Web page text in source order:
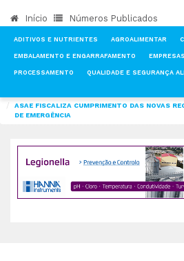
Início Números Publicados
ADITIVOS E NUTRIENTES AGROALIMENTAR
EMBALAMENTO E ENGARRAFAMENTO
PROCESSAMENTO QUALIDADE E SEGURANÇA
QUALIDADE E
ASAE FISCALIZA CUMPRIMENTO DAS NOVAS
DE EMERGÊNCIA